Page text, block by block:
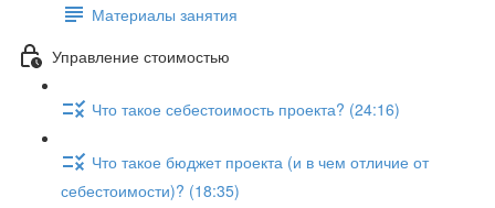
Материалы занятия
Управление стоимостью
Что такое себестоимость проекта? (24:16)
Что такое бюджет проекта (и в чем отличие от
себестоимости)? (18:35)